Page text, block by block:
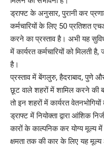
ड्राफ्ट के अनुसार, पुरानी कर
कर्मचारियों के लिए 50 प्रतिशत
करने का प्रस्ताव है। अभी यह
में कार्यरत कर्मचारियों को मिलती
है।
प्रस्ताव में बेंगलुरु, हैदराबाद, पुणे
छूट वाले शहरों में शामिल करने की
तो इन शहरों में कार्यरत
ड्राफ्ट में नियोक्ता द्वारा आंशिक
कारों के काल्पनिक कर योग्य मूल्य
क्षमता तक की कार के लिए यह